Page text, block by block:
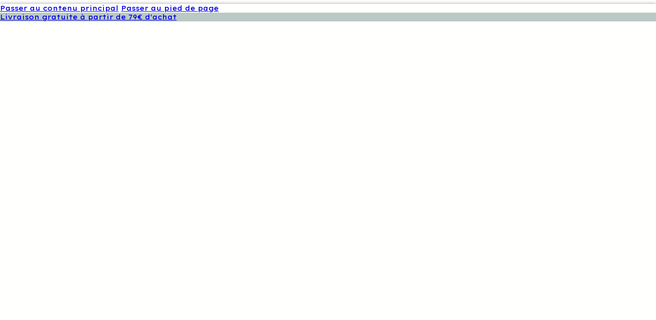
Passer au contenu principal Passer au pied de page
Livraison gratuite à partir de 79€ d'achat